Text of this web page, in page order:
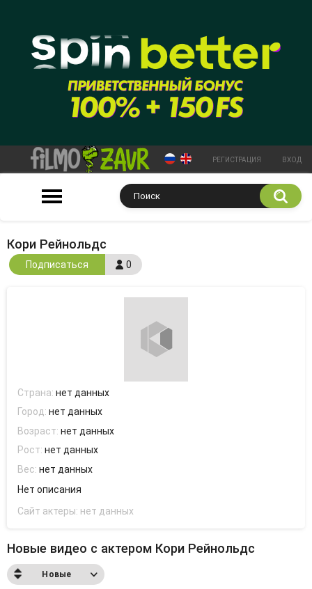
РЕГИСТРАЦИЯ ВХОД
Кори Рейнольдс
0
Подписаться
Страна:нет данных
Город:нет данных
Возраст:нет данных
Рост:нет данных
Вес:нет данных
Нет описания
Сайт актеры: нет данных
Новые видео с актером Кори Рейнольдс
Новые